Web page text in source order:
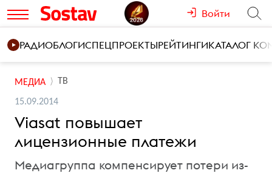
Войти
РАДИОБЛОГИСПЕЦПРОЕКТЫРЕЙТИНГИКАТАЛОГ
МЕДИА ТВ
15.09.2014
Viasat повышает
лицензионные платежи
Медиагруппа компенсирует потери из-